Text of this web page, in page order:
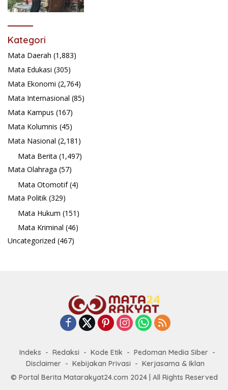
Kategori
Mata Daerah (1,883)
Mata Edukasi (305)
Mata Ekonomi (2,764)
Mata Internasional (85)
Mata Kampus (167)
Mata Kolumnis (45)
Mata Nasional (2,181)
Mata Berita (1,497)
Mata Olahraga (57)
Mata Otomotif(4)
Mata Politik (329)
Mata Hukum (151)
Mata Kriminal (46)
Uncategorized (467)
Indeks Redaksi Kode Etik
Pedoman Media Siber
Disclaimer
Kebijakan Privasi
Kerjasama & Iklan
© Portal Berita Matarakyat24.com 2024 | All Rights Reserved